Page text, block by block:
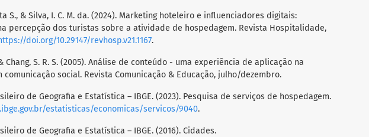
S., & Silva, I. C. M. da. (2024). Marketing hoteleiro e influenciadores digitais:
percepção dos turistas sobre a atividade de hospedagem. Revista Hospitalidade,
doi.org/10.29147/revhosp.v21.1167.
Chang, S. R. S. (2005). Análise de conteúdo - uma experiência de aplicação na
comunicação social. Revista Comunicação & Educação, julho/dezembro.
de Geografia e Estatística – IBGE. (2023). Pesquisa de serviços de hospedagem.
estatisticas/economicas/servicos/9040.
de Geografia e Estatística – IBGE. (2016). Cidades.